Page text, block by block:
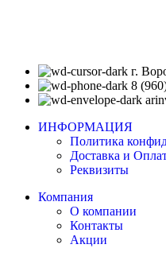
г.
8
ИНФОРМАЦИЯ
Политика
Доставка и
Реквизиты
Компания
О компании
Контакты
Акции